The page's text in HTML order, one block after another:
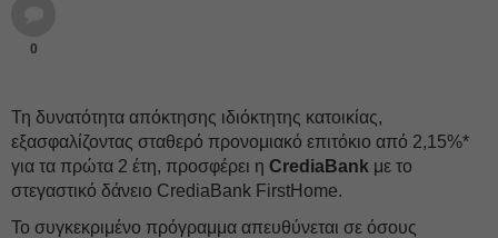
0
Τη δυνατότητα απόκτησης ιδιόκτητης κατοικίας,
εξασφαλίζοντας σταθερό προνομιακό επιτόκιο από 2,15%*
για τα πρώτα 2 έτη, προσφέρει η CrediaBank με το
στεγαστικό δάνειο CrediaBank FirstHome.
Το συγκεκριμένο πρόγραμμα απευθύνεται σε όσους